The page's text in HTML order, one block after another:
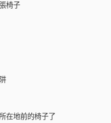
椅子
在地前的椅子了